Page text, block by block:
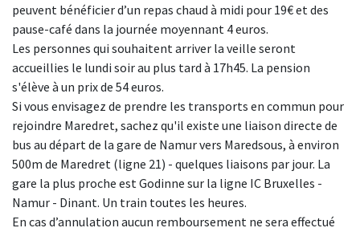
peuvent bénéficier d’un repas chaud à midi pour 19€ et des
pause-café dans la journée moyennant 4 euros.
Les personnes qui souhaitent arriver la veille seront
accueillies le lundi soir au plus tard à 17h45. La pension
s'élève à un prix de 54 euros.
Si vous envisagez de prendre les transports en commun pour
rejoindre Maredret, sachez qu'il existe une liaison directe de
bus au départ de la gare de Namur vers Maredsous, à environ
500m de Maredret (ligne 21) - quelques liaisons par jour. La
gare la plus proche est Godinne sur la ligne IC Bruxelles -
Namur - Dinant. Un train toutes les heures.
En cas d’annulation aucun remboursement ne sera effectué